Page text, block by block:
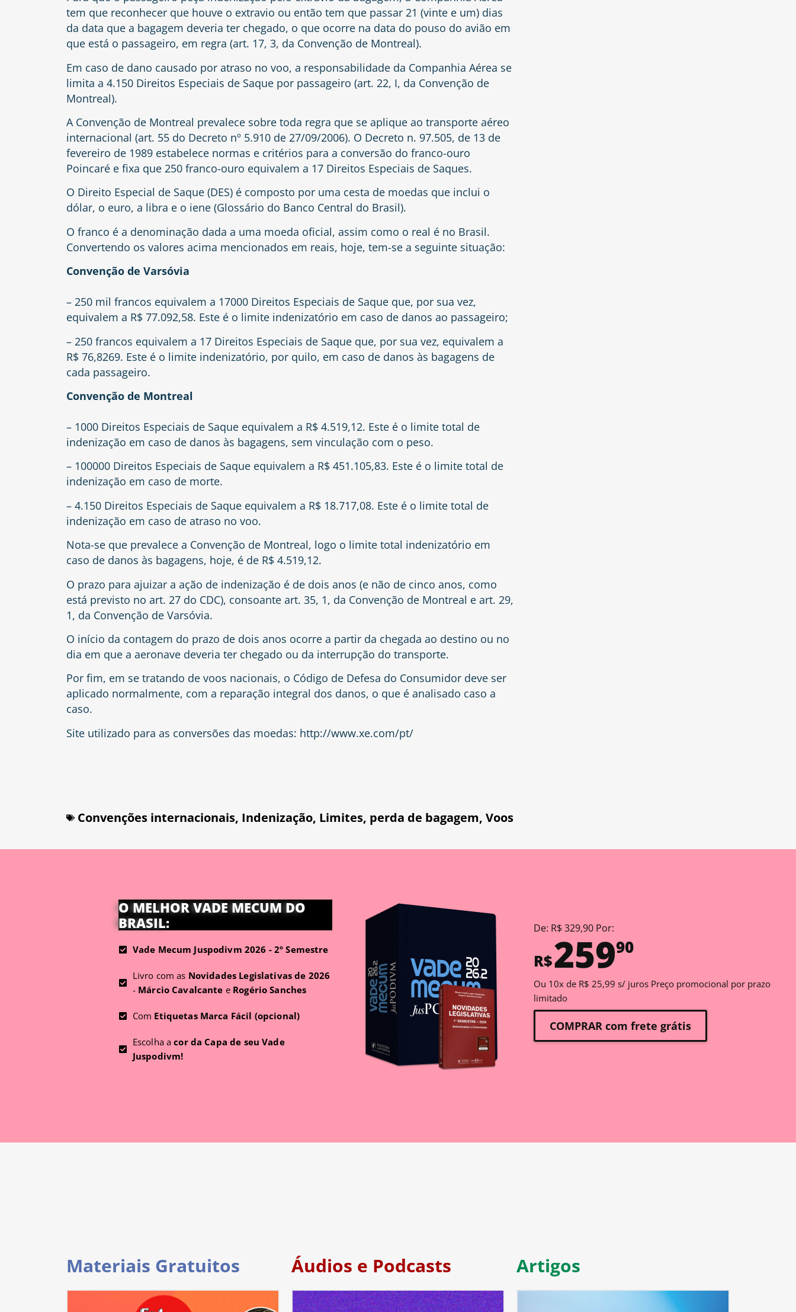
tem que reconhecer que houve o extravio ou então tem que passar 21 (vinte e um) dias
da data que a bagagem deveria ter chegado, o que ocorre na data do pouso do avião em
que está o passageiro, em regra (art. 17, 3, da Convenção de Montreal).
Em caso de dano causado por atraso no voo, a responsabilidade da Companhia Aérea se
limita a 4.150 Direitos Especiais de Saque por passageiro (art. 22, I, da Convenção de
Montreal).
A Convenção de Montreal prevalece sobre toda regra que se aplique ao transporte aéreo
internacional (art. 55 do Decreto nº 5.910 de 27/09/2006). O Decreto n. 97.505, de 13 de
fevereiro de 1989 estabelece normas e critérios para a conversão do franco-ouro
Poincaré e fixa que 250 franco-ouro equivalem a 17 Direitos Especiais de Saques.
O Direito Especial de Saque (DES) é composto por uma cesta de moedas que inclui o
dólar, o euro, a libra e o iene (Glossário do Banco Central do Brasil).
O franco é a denominação dada a uma moeda oficial, assim como o real é no Brasil.
Convertendo os valores acima mencionados em reais, hoje, tem-se a seguinte situação:
Convenção de Varsóvia
– 250 mil francos equivalem a 17000 Direitos Especiais de Saque que, por sua vez,
equivalem a R$ 77.092,58. Este é o limite indenizatório em caso de danos ao passageiro;
– 250 francos equivalem a 17 Direitos Especiais de Saque que, por sua vez, equivalem a
R$ 76,8269. Este é o limite indenizatório, por quilo, em caso de danos às bagagens de
cada passageiro.
Convenção de Montreal
– 1000 Direitos Especiais de Saque equivalem a R$ 4.519,12. Este é o limite total de
indenização em caso de danos às bagagens, sem vinculação com o peso.
– 100000 Direitos Especiais de Saque equivalem a R$ 451.105,83. Este é o limite total de
indenização em caso de morte.
– 4.150 Direitos Especiais de Saque equivalem a R$ 18.717,08. Este é o limite total de
indenização em caso de atraso no voo.
Nota-se que prevalece a Convenção de Montreal, logo o limite total indenizatório em
caso de danos às bagagens, hoje, é de R$ 4.519,12.
O prazo para ajuizar a ação de indenização é de dois anos (e não de cinco anos, como
está previsto no art. 27 do CDC), consoante art. 35, 1, da Convenção de Montreal e art. 29,
1, da Convenção de Varsóvia.
O início da contagem do prazo de dois anos ocorre a partir da chegada ao destino ou no
dia em que a aeronave deveria ter chegado ou da interrupção do transporte.
Por fim, em se tratando de voos nacionais, o Código de Defesa do Consumidor deve ser
aplicado normalmente, com a reparação integral dos danos, o que é analisado caso a
caso.
Site utilizado para as conversões das moedas: http://www.xe.com/pt/
Convenções internacionais, Indenização, Limites, perda de bagagem, Voos
O MELHOR VADE MECUM DO
BRASIL:
Vade Mecum Juspodivm 2026 - 2º Semestre
Livro com as Novidades Legislativas de 2026
- Márcio Cavalcante e Rogério Sanches
Com Etiquetas Marca Fácil (opcional)
Escolha acor da Capa de seu Vade
Juspodivm!
De: R$ 329,90 Por:
R$25990
Ou 10x de R$ 25,99 s/ juros Preço promocional por prazo
limitado
COMPRAR com frete grátis
Materiais Gratuitos Áudios e Podcasts Artigos